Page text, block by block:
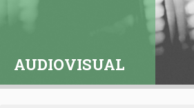
AUDIOVISUAL